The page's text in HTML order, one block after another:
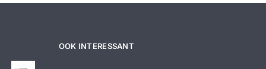
OOK INTERESSANT